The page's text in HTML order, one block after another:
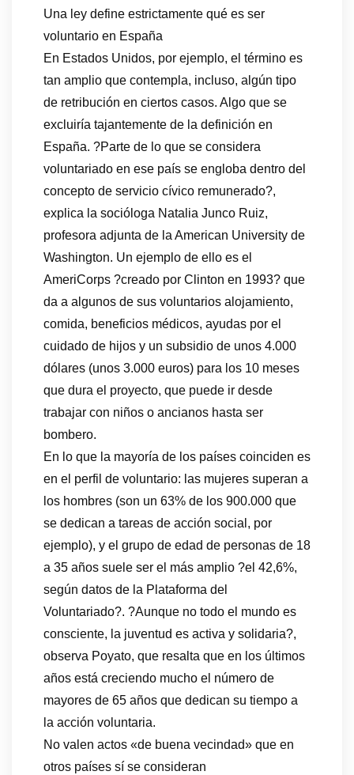
Una ley define estrictamente qué es ser
voluntario en España
En Estados Unidos, por ejemplo, el término es
tan amplio que contempla, incluso, algún tipo
de retribución en ciertos casos. Algo que se
excluiría tajantemente de la definición en
España. ?Parte de lo que se considera
voluntariado en ese país se engloba dentro del
concepto de servicio cívico remunerado?,
explica la socióloga Natalia Junco Ruiz,
profesora adjunta de la American University de
Washington. Un ejemplo de ello es el
AmeriCorps ?creado por Clinton en 1993? que
da a algunos de sus voluntarios alojamiento,
comida, beneficios médicos, ayudas por el
cuidado de hijos y un subsidio de unos 4.000
dólares (unos 3.000 euros) para los 10 meses
que dura el proyecto, que puede ir desde
trabajar con niños o ancianos hasta ser
bombero.
En lo que la mayoría de los países coinciden es
en el perfil de voluntario: las mujeres superan a
los hombres (son un 63% de los 900.000 que
se dedican a tareas de acción social, por
ejemplo), y el grupo de edad de personas de 18
a 35 años suele ser el más amplio ?el 42,6%,
según datos de la Plataforma del
Voluntariado?. ?Aunque no todo el mundo es
consciente, la juventud es activa y solidaria?,
observa Poyato, que resalta que en los últimos
años está creciendo mucho el número de
mayores de 65 años que dedican su tiempo a
la acción voluntaria.
No valen actos «de buena vecindad» que en
otros países sí se consideran